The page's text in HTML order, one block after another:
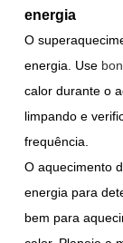
energia
O
energia. Use
calor durante o
limpando e
frequência.
O aquecimento
energia para
bem para